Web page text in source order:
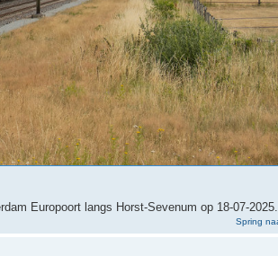
Europoort langs Horst-Sevenum op 18-07-2025.
Spring